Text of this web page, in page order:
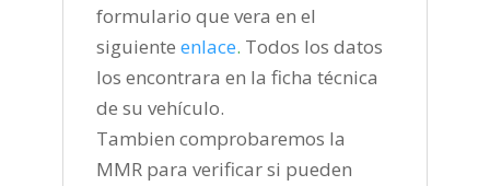
formulario que vera en el
siguiente enlace. Todos los datos
los encontrara en la ficha técnica
de su vehículo.
Tambien comprobaremos la
MMR para verificar si pueden